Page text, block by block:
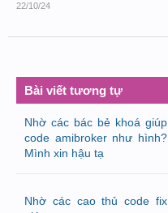
22/10/24
Bài viết tương tự
Nhờ các bác bẻ khoá giúp
code amibroker như hình?
Mình xin hậu tạ
Nhờ các cao thủ code fix